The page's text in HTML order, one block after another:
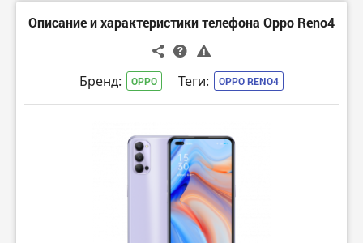
Описание и характеристики телефона Oppo Reno4
Бренд: OPPO Теги: OPPO RENO4